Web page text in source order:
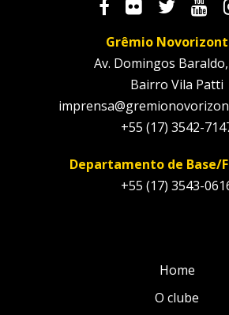
Grêmio
Av. Domingos
Bairro Vila Patti
+55 (17) 3542-
Departamento de Base/
+55 (17) 3543-
Home
O clube